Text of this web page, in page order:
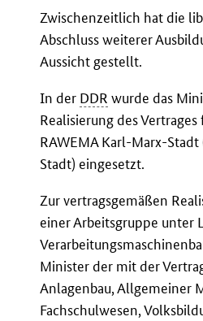
Zwischenzeitlich hat die
Abschluss weiterer
Aussicht gestellt.
In der DDR wurde das
Realisierung des
RAWEMA Karl-Marx-
Stadt) eingesetzt.
Zur vertragsgemäßen
einer Arbeitsgruppe unter
Minister der mit der
Anlagenbau, Allgemeiner
Fachschulwesen,